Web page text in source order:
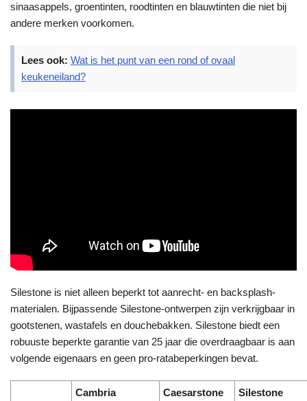
sinaasappels, groentinten, roodtinten en blauwtinten die niet bij
andere merken voorkomen.
Lees ook: Wat is het punt van een rond of ovaal
keukeneiland?
Silestone is niet alleen beperkt tot aanrecht- en backsplash-
materialen. Bijpassende Silestone-ontwerpen zijn verkrijgbaar in
gootstenen, wastafels en douchebakken. Silestone biedt een
robuuste beperkte garantie van 25 jaar die overdraagbaar is aan
volgende eigenaars en geen pro-ratabeperkingen bevat.
Cambria Caesarstone Silestone